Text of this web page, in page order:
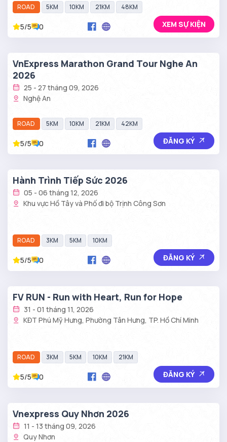
ROAD 5KM 10KM 21KM 48KM
5/5 0 XEM SỰ KIỆN
VnExpress Marathon Grand Tour Nghe An
2026
25 - 27 tháng 09, 2026
Nghệ An
ROAD 5KM 10KM 21KM 42KM
5/5 0 ĐĂNG KÝ
Hành Trình Tiếp Sức 2026
05 - 06 tháng 12, 2026
Khu vực Hồ Tây và Phố đi bộ Trịnh Công Sơn
ROAD 3KM 5KM 10KM
5/5 0 ĐĂNG KÝ
FV RUN - Run with Heart, Run for Hope
31 - 01 tháng 11, 2026
KĐT Phú Mỹ Hưng, Phường Tân Hưng, TP. Hồ Chí Minh
ROAD 3KM 5KM 10KM 21KM
5/5 0 ĐĂNG KÝ
Vnexpress Quy Nhơn 2026
11 - 13 tháng 09, 2026
Quy Nhơn